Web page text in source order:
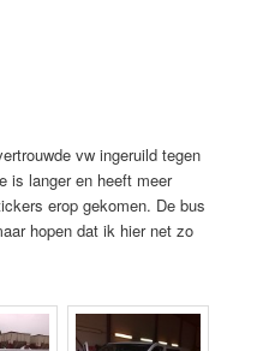
vw ingeruild tegen
is langer en heeft meer
erop gekomen. De bus
hopen dat ik hier net zo